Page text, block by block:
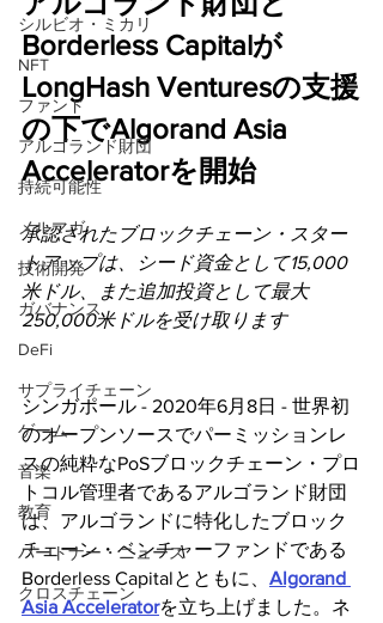
シルビオ・ミカリ
NFT
ファンド
アルゴランド財団
持続可能性
メルマガ
技術開発
ガバナンス
DeFi
サプライチェーン
ゲーム
音楽
教育
パートナー・ニュース
クロスチェーン
Borderless Capitalが
LongHash Venturesの支援
の下でAlgorand Asia
Acceleratorを開始
承認されたブロックチェーン・スター
トアップは、シード資金として15,000
米ドル、また追加投資として最大
250,000米ドルを受け取ります
シンガポール - 2020年6月8日 - 世界初
のオープンソースでパーミッションレ
スの純粋なPoSブロックチェーン・プロ
トコル管理者であるアルゴランド財団
は、アルゴランドに特化したブロック
チェーン・ベンチャーファンドである
Borderless Capitalとともに、 Algorand
Asia Acceleratorを立ち上げました。ネ